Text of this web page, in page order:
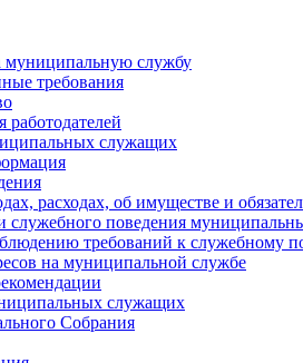
муниципальную службу
требования
служащих
расходах, об имуществе и
служебного поведения
требований к служебному
на муниципальной службе
служащих
Cобрания